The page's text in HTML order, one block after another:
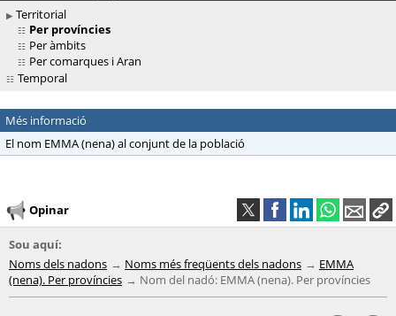
Territorial
Per províncies
Per àmbits
Per comarques i Aran
Temporal
Més informació
El nom EMMA (nena) al conjunt de la població
Opinar
Sou aquí:
Noms dels nadons
Noms més freqüents dels nadons
EMMA
(nena). Per províncies
Nom del nadó: EMMA (nena). Per províncies